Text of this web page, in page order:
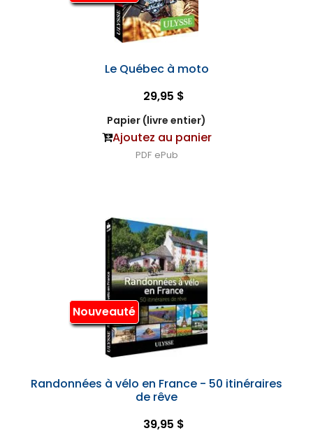
Le Québec à moto
29,95 $
Papier (livre entier)
Ajoutez au panier
PDF ePub
Nouveauté
Randonnées à vélo en France - 50 itinéraires
de rêve
39,95 $